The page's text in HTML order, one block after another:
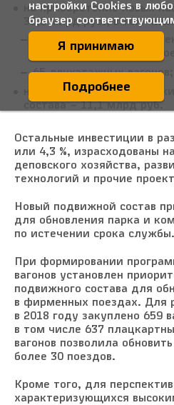
на приобретение новых
30,9 млрд руб., в том
659 вагонов для
состава в фирменных
65 двухэтажных вагонов;
на модернизацию
состава – 11,1 млрд руб.
Остальные инвестиции в
или 4,3 %, израсходованы
деповского хозяйства,
технологий и прочие
Новый подвижной состав
для обновления парка и
по истечении срока службы.
При формировании
вагонов установлен
подвижного состава для
в фирменных поездах. Для
в 2018 году закуплено 659
в том числе 637
вагонов позволила
более 30 поездов.
Кроме того, для
характеризующихся
настройки Cookies в
браузер
Я принимаю
Подробнее